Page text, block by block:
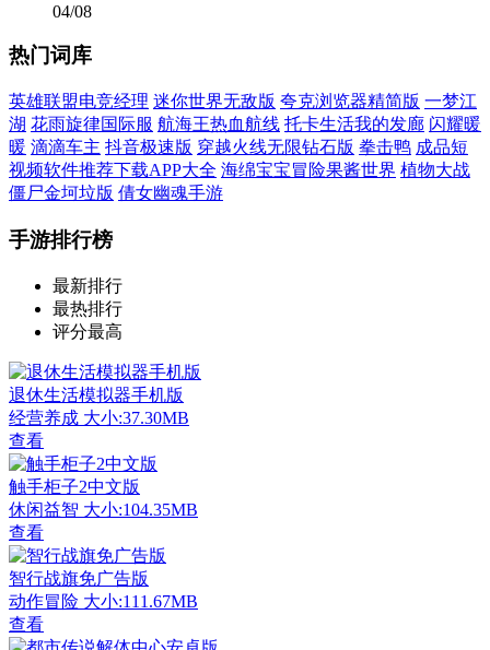
04/08
热门词库
英雄联盟电竞经理 迷你世界无敌版 夸克浏览器精简版 一梦江
湖 花雨旋律国际服 航海王热血航线 托卡生活我的发廊 闪耀暖
暖 滴滴车主 抖音极速版 穿越火线无限钻石版 拳击鸭 成品短
视频软件推荐下载APP大全 海绵宝宝冒险果酱世界 植物大战
僵尸金坷垃版 倩女幽魂手游
手游排行榜
最新排行
最热排行
评分最高
退休生活模拟器手机版
经营养成 大小:37.30MB
查看
触手柜子2中文版
休闲益智 大小:104.35MB
查看
智行战旗免广告版
动作冒险 大小:111.67MB
查看